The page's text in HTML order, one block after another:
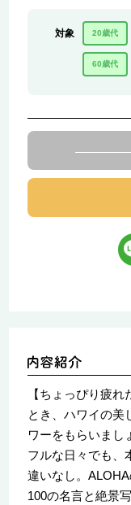
対象 20歳代
60歳代
【ちょっぴり疲
とき、ハワイの美
ワーをもらいまし
フルな日々でも、
違いなし。
100の名言と絶景